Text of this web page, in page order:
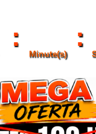
:
Minute(s)
: